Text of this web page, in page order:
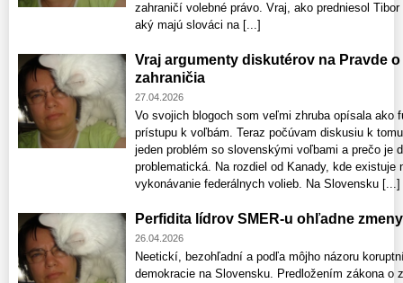
zahraničí volebné právo. Vraj, ako predniesol
aký majú slováci na [...]
Vraj argumenty diskutérov na Pravde
zahraničia
27.04.2026
Vo svojich blogoch som veľmi zhruba opísala ako
prístupu k voľbám. Teraz počúvam diskusiu k
jeden problém so slovenskými voľbami a prečo je
problematická. Na rozdiel od Kanady, kde existuje
vykonávanie federálnych volieb. Na Slovensku [...]
Perfidita lídrov SMER-u ohľadne
26.04.2026
Neetickí, bezohľadní a podľa môjho názoru
demokracie na Slovensku. Predložením zákona o